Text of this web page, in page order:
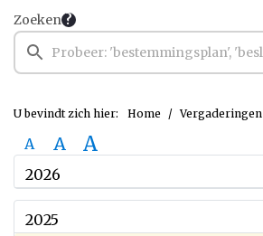
Zoeken
U bevindt zich hier: Home Vergaderingen
A A A
2026
2025